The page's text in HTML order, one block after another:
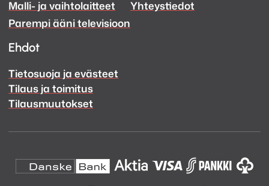
FacebookInstagram
Malli- ja vaihtolaitteet
Parempi ääni televisioon
Yhteystiedot
Ehdot
Tietosuoja ja evästeet
Tilaus ja toimitus
Tilausmuutokset